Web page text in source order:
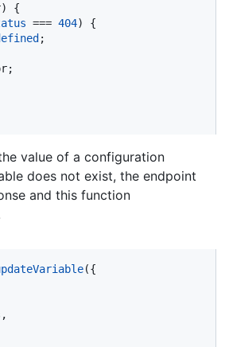
{
=== 404) {
;
value of a configuration
does not exist, the endpoint
and this function
({